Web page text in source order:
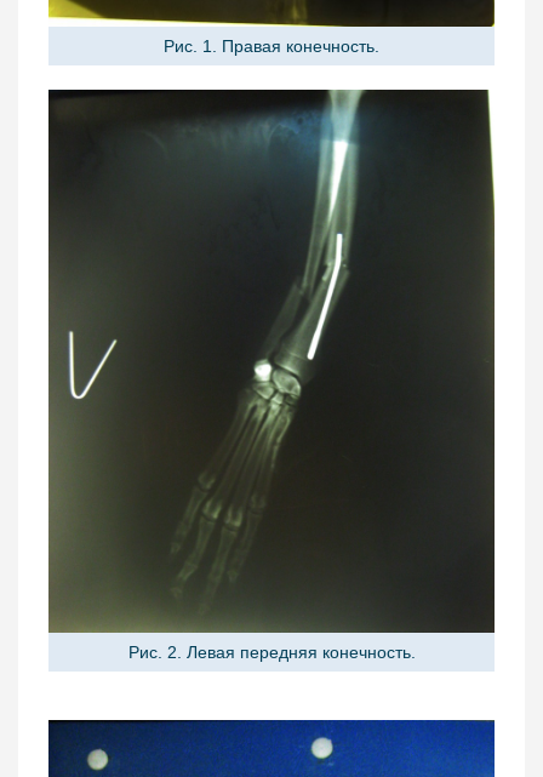
Рис. 1. Правая конечность.
Рис. 2. Левая передняя конечность.